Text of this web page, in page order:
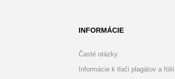
INFORMÁCIE
Časté otázky
Informácie k tlači plagátov a fólií